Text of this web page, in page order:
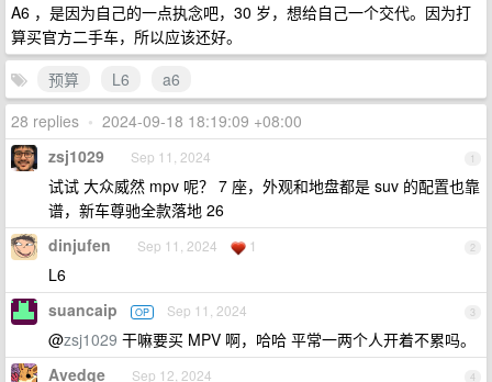
A6 ，是因为自己的一点执念吧，30 岁，想给自己一个交代。因为打
算买官方二手车，所以应该还好。
预算
L6
a6
28 replies • 2024-09-18 18:19:09 +08:00
1
zsj1029 Sep 11, 2024
试试 大众威然 mpv 呢？ 7 座，外观和地盘都是 suv 的配置也靠
谱，新车尊驰全款落地 26
2
dinjufen Sep 11, 2024 1
L6
3
suancaip OP Sep 11, 2024
@zsj1029 干嘛要买 MPV 啊，哈哈 平常一两个人开着不累吗。
4
Avedge Sep 12, 2024